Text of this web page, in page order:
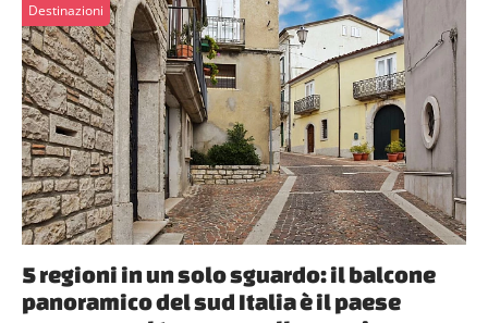
Destinazioni
5 regioni in un solo sguardo: il balcone
panoramico del sud Italia è il paese